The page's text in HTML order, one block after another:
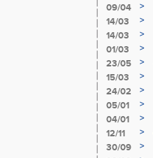
09/04
>
14/03
>
14/03
>
01/03
>
23/05
>
15/03
>
24/02
>
05/01
>
04/01
>
12/11
>
30/09
>